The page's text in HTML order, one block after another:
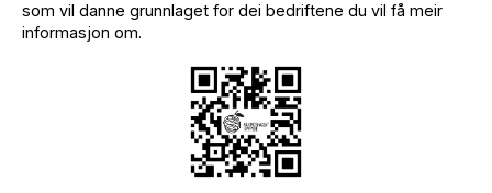
som vil danne grunnlaget for dei bedriftene du vil få meir
informasjon om.